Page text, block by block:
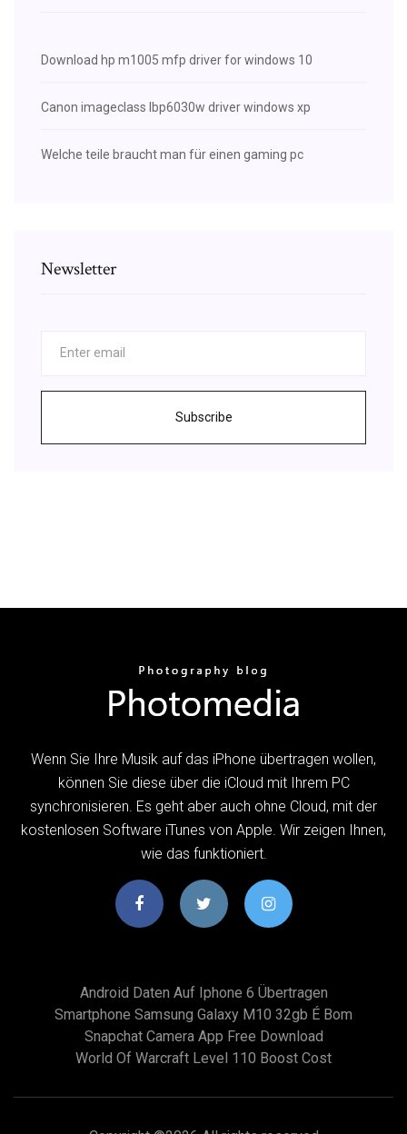
Download hp m1005 mfp driver for windows 10
Canon imageclass lbp6030w driver windows xp
Welche teile braucht man für einen gaming pc
Newsletter
Subscribe
Wenn Sie Ihre Musik auf das iPhone übertragen wollen,
können Sie diese über die iCloud mit Ihrem PC
synchronisieren. Es geht aber auch ohne Cloud, mit der
kostenlosen Software iTunes von Apple. Wir zeigen Ihnen,
wie das funktioniert.
Android Daten Auf Iphone 6 Übertragen
Smartphone Samsung Galaxy M10 32gb É Bom
Snapchat Camera App Free Download
World Of Warcraft Level 110 Boost Cost